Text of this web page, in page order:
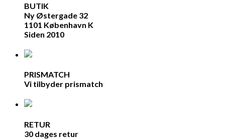
BUTIK
Ny Østergade 32
1101 København K
Siden 2010
PRISMATCH
Vi tilbyder prismatch
RETUR
30 dages retur